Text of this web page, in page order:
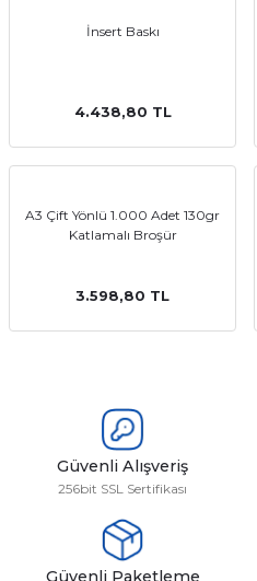
İnsert Baskı
4.438,80 TL
A3 Çift Yönlü 1.000 Adet 130gr
Katlamalı Broşür
3.598,80 TL
Güvenli Alışveriş
256bit SSL Sertifikası
Güvenli Paketleme